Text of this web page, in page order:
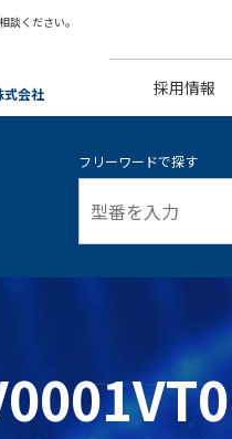
談ください。
式会社 採用情報
フリーワードで探す